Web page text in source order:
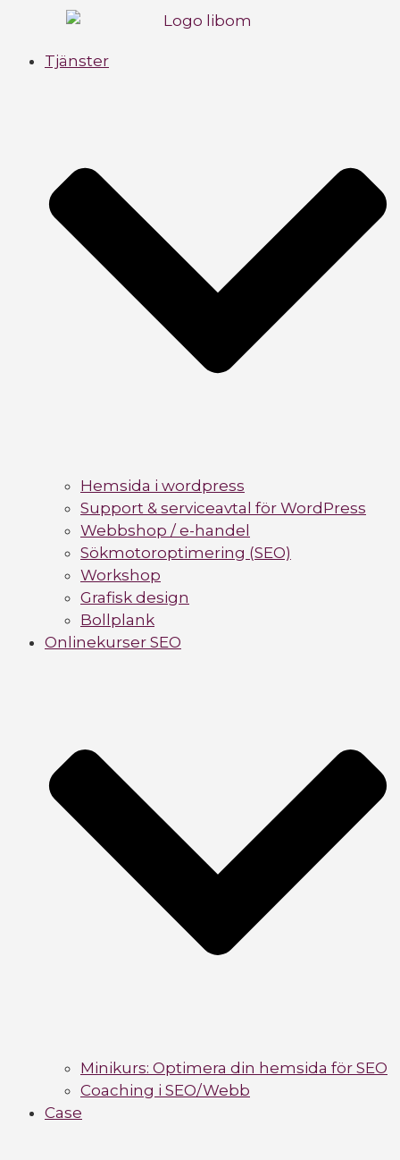
Tjänster
Hemsida i wordpress
Support & serviceavtal för WordPress
Webbshop / e-handel
Sökmotoroptimering (SEO)
Workshop
Grafisk design
Bollplank
Onlinekurser SEO
Minikurs: Optimera din hemsida för SEO
Coaching i SEO/Webb
Case